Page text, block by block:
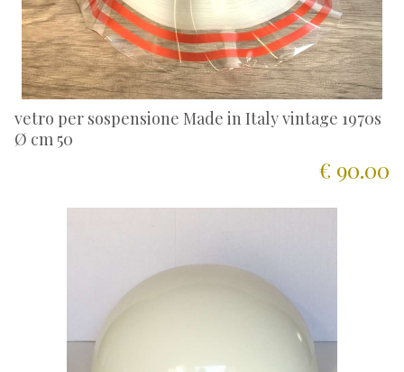
vetro per sospensione Made in Italy vintage 1970s
Ø cm 50
€ 90.00